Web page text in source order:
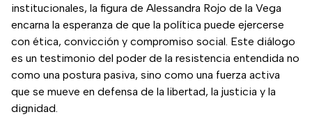
institucionales, la figura de Alessandra Rojo de la Vega
encarna la esperanza de que la política puede ejercerse
con ética, convicción y compromiso social. Este diálogo
es un testimonio del poder de la resistencia entendida no
como una postura pasiva, sino como una fuerza activa
que se mueve en defensa de la libertad, la justicia y la
dignidad.